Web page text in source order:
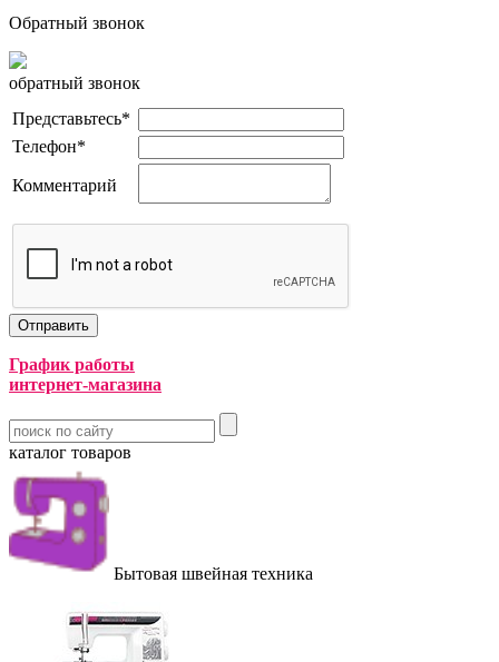
Обратный звонок
обратный звонок
Представьтесь*
Телефон*
Комментарий
График работы
интернет-магазина
каталог товаров
Бытовая швейная техника